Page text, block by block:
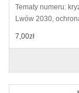
Tematy numeru:
Lwów 2030,
7,00zł